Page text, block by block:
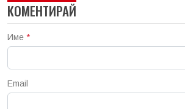
КОМЕНТИРАЙ
Име *
Email